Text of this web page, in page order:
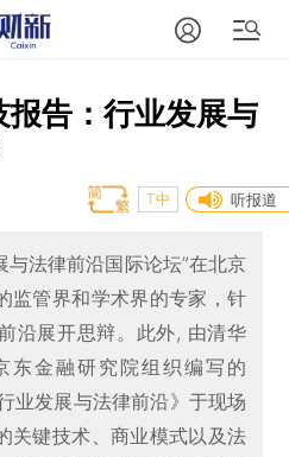
报告：行业发展与
听报道
T中
与法律前沿国际论坛”在北京
监管界和学术界的专家，针
沿展开思辩。此外, 由清华
东金融研究院组织编写的
业发展与法律前沿》于现场
关键技术、商业模式以及法